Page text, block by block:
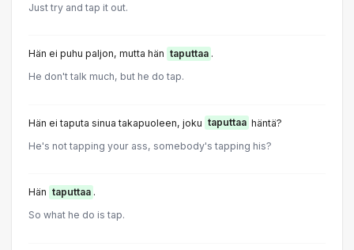
Just try and tap it out.
Hän ei puhu paljon, mutta hän taputtaa .
He don't talk much, but he do tap.
Hän ei taputa sinua takapuoleen, joku taputtaa häntä?
He's not tapping your ass, somebody's tapping his?
Hän taputtaa .
So what he do is tap.